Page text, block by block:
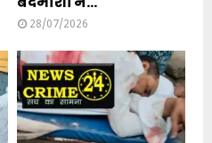
28/07/2026